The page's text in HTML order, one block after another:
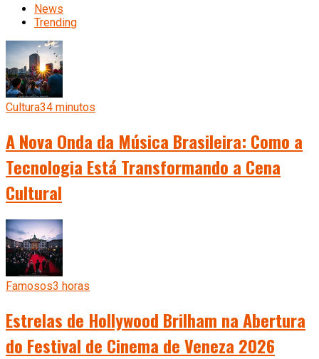
News
Trending
Cultura34 minutos
A Nova Onda da Música Brasileira: Como a
Tecnologia Está Transformando a Cena
Cultural
Famosos3 horas
Estrelas de Hollywood Brilham na Abertura
do Festival de Cinema de Veneza 2026